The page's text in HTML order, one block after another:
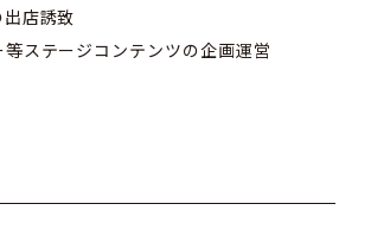
店誘致
等ステージコンテンツの企画運営